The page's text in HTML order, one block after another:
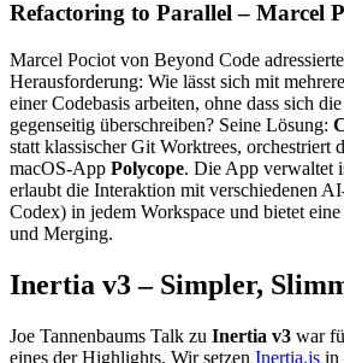
Refactoring to Parallel – Marcel
Marcel Pociot von Beyond Code
Herausforderung: Wie lässt sich mit
einer Codebasis arbeiten, ohne dass sich
gegenseitig überschreiben? Seine Lösung:
statt klassischer Git Worktrees, orchestriert
macOS-App Polycope. Die App verwaltet
erlaubt die Interaktion mit verschiedenen
Codex) in jedem Workspace und bietet
und Merging.
Inertia v3 – Simpler,
Joe Tannenbaums Talk zu Inertia v3 war
eines der Highlights. Wir setzen Inertia.js in